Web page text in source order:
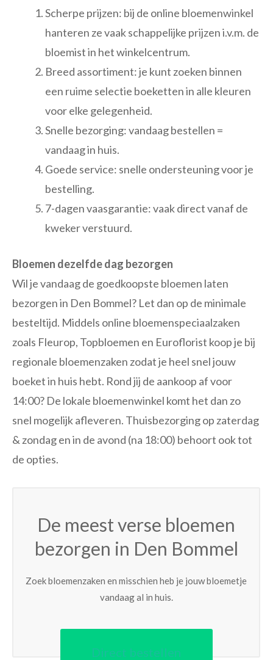
Scherpe prijzen: bij de online bloemenwinkel
hanteren ze vaak schappelijke prijzen i.v.m. de
bloemist in het winkelcentrum.
Breed assortiment: je kunt zoeken binnen
een ruime selectie boeketten in alle kleuren
voor elke gelegenheid.
Snelle bezorging: vandaag bestellen =
vandaag in huis.
Goede service: snelle ondersteuning voor je
bestelling.
7-dagen vaasgarantie: vaak direct vanaf de
kweker verstuurd.
Bloemen dezelfde dag bezorgen
Wil je vandaag de goedkoopste bloemen laten
bezorgen in Den Bommel? Let dan op de minimale
besteltijd. Middels online bloemenspeciaalzaken
zoals Fleurop, Topbloemen en Euroflorist koop je bij
regionale bloemenzaken zodat je heel snel jouw
boeket in huis hebt. Rond jij de aankoop af voor
14:00? De lokale bloemenwinkel komt het dan zo
snel mogelijk afleveren. Thuisbezorging op zaterdag
& zondag en in de avond (na 18:00) behoort ook tot
de opties.
De meest verse bloemen
bezorgen in Den Bommel
Zoek bloemenzaken en misschien heb je jouw bloemetje
vandaag al in huis.
Direct bestellen